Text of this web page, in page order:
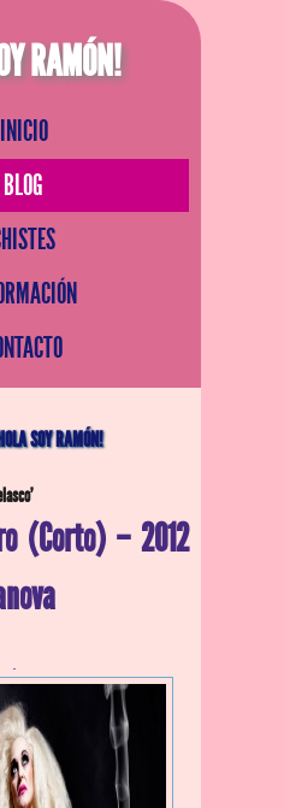
RAMÓN!
INICIO
BLOG
SOY RAMÓN!
(Corto) – 2012